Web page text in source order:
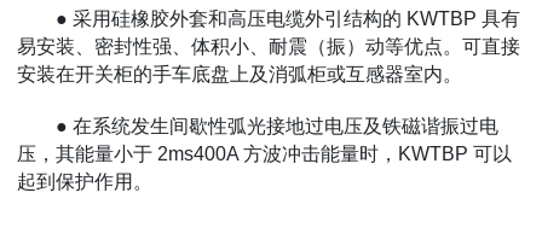
● 采用硅橡胶外套和高压电缆外引结构的 KWTBP 具有
易安装、密封性强、体积小、耐震（振）动等优点。可直接
安装在开关柜的手车底盘上及消弧柜或互感器室内。
● 在系统发生间歇性弧光接地过电压及铁磁谐振过电
压，其能量小于 2ms400A 方波冲击能量时，KWTBP 可以
起到保护作用。